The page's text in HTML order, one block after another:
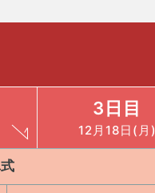
3日目
12月18日(月)